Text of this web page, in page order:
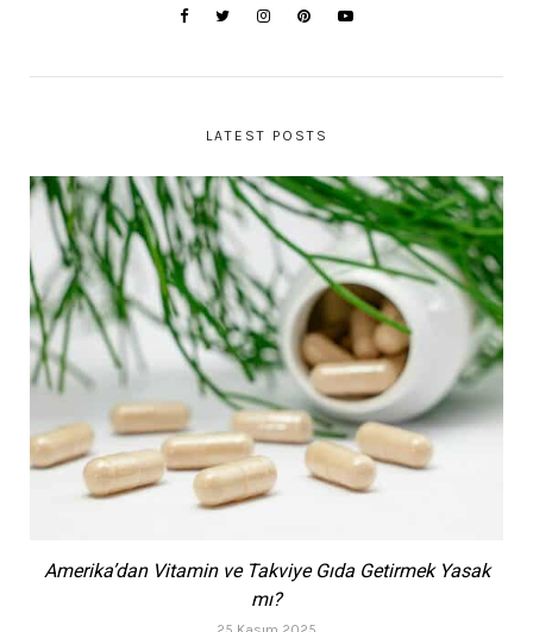
LATEST POSTS
Amerika’dan Vitamin ve Takviye Gıda Getirmek Yasak
mı?